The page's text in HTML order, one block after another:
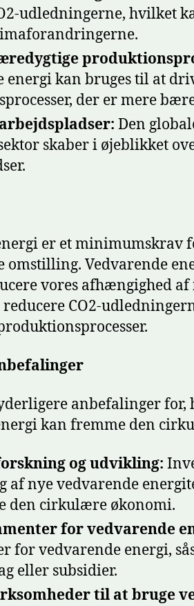
udledningerne, hvilket
energi kan bruges til at
der er mere
Den
skaber i øjeblikket
er et minimumskrav
Vedvarende
vores afhængighed af
CO2-
anbefalinger for,
kan fremme den
og udvikling:
af nye vedvarende
den cirkulære økonomi.
for vedvarende
for vedvarende energi,
eller subsidier.
til at bruge